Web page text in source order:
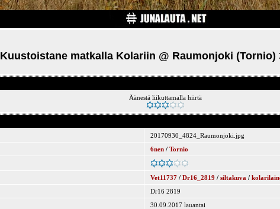
Kuustoistane matkalla Kolariin @ Raumonjoki (Tornio)
Äänestä liikuttamalla hiirtä
20170930_4824_Raumonjoki.jpg
6nen / Tornio
Vet11737 / Dr16_2819 / siltakuva /
Dr16 2819
30.09.2017 lauantai